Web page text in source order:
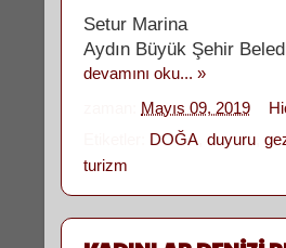
Setur Marina
Aydın Büyük Şehir
devamını oku... »
Mayıs 09, 2019
DOĞA duyuru
turizm